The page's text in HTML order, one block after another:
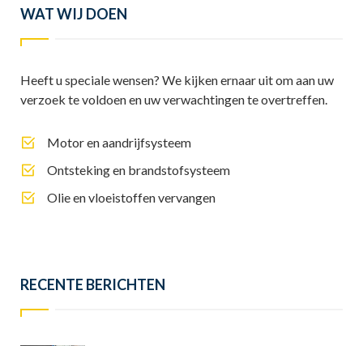
WAT WIJ DOEN
Heeft u speciale wensen? We kijken ernaar uit om aan uw
verzoek te voldoen en uw verwachtingen te overtreffen.
Motor en aandrijfsysteem
Ontsteking en brandstofsysteem
Olie en vloeistoffen vervangen
RECENTE BERICHTEN